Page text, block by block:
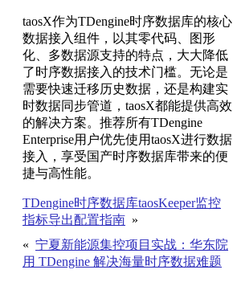
taosX作为TDengine时序数据库的核心
数据接入组件，以其零代码、图形
化、多数据源支持的特点，大大降低
了时序数据接入的技术门槛。无论是
需要快速迁移历史数据，还是构建实
时数据同步管道，taosX都能提供高效
的解决方案。推荐所有TDengine
Enterprise用户优先使用taosX进行数据
接入，享受国产时序数据库带来的便
捷与高性能。
TDengine时序数据库taosKeeper监控
指标导出配置指南 »
« 宁夏新能源集控项目实战：华东院
用 TDengine 解决海量时序数据难题